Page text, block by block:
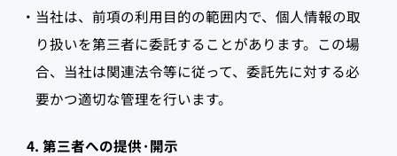
・当社は、前項の利用目的の範囲内で、個人情報の取
り扱いを第三者に委託することがあります。この場
合、当社は関連法令等に従って、委託先に対する必
要かつ適切な管理を行います。
4. 第三者への提供·開示